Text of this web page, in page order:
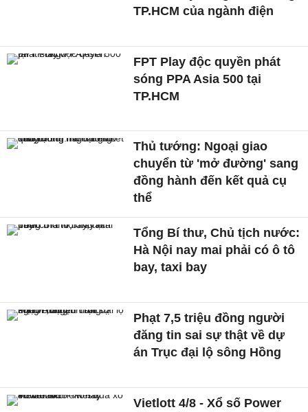
TP.HCM của ngành điện
FPT Play độc quyền phát
sóng PPA Asia 500 tại
TP.HCM
Thủ tướng: Ngoại giao
chuyển từ 'mở đường' sang
đồng hành đến kết quả cụ
thể
Tổng Bí thư, Chủ tịch nước:
Hà Nội nay mai phải có ô tô
bay, taxi bay
Phạt 7,5 triệu đồng người
đăng tin sai sự thật về dự
án Trục đại lộ sông Hồng
Vietlott 4/8 - Xổ số Power